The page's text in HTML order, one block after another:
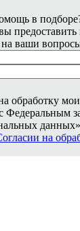
в
ваши
обработку
Федеральным
на